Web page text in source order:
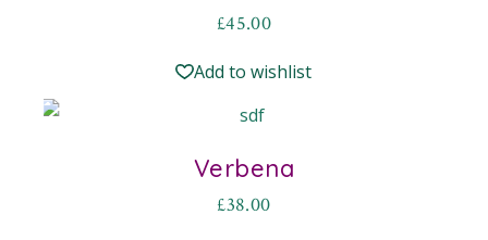
£45.00
Add to wishlist
Verbena
£38.00